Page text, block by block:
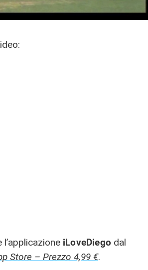
iLoveDiego dal
Store – Prezzo 4,99 €.